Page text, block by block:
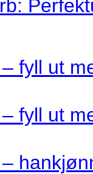
fyll ut
fyll ut